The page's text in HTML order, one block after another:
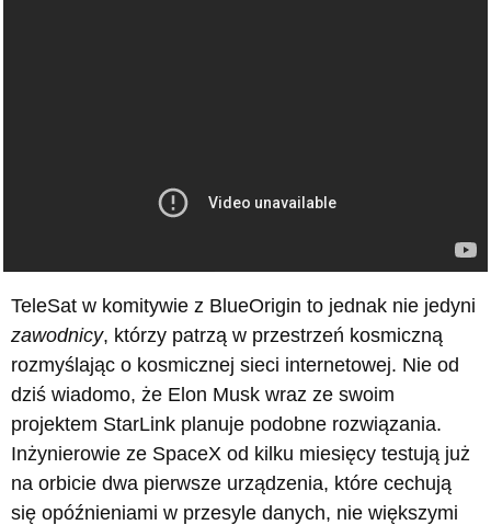
TeleSat w komitywie z BlueOrigin to jednak nie jedyni
zawodnicy, którzy patrzą w przestrzeń kosmiczną
rozmyślając o kosmicznej sieci internetowej. Nie od
dziś wiadomo, że Elon Musk wraz ze swoim
projektem StarLink planuje podobne rozwiązania.
Inżynierowie ze SpaceX od kilku miesięcy testują już
na orbicie dwa pierwsze urządzenia, które cechują
się opóźnieniami w przesyle danych, nie większymi